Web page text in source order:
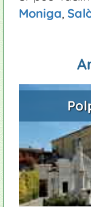
Moniga,